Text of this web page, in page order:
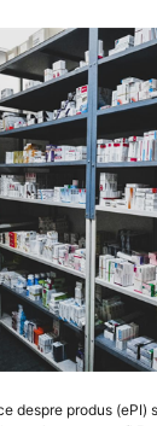
despre produs (ePI)